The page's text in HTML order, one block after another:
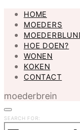
HOME
MOEDERS
HOE DOEN?
WONEN
KOKEN
CONTACT
moederbrein
SEARCH FOR: